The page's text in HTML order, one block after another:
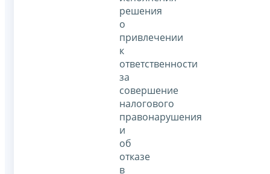
решения
о
привлечении
к
ответственности
за
совершение
налогового
правонарушения
и
об
отказе
в